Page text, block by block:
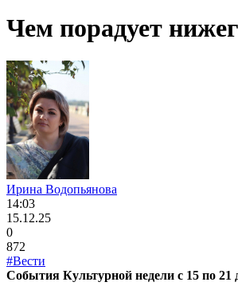
Чем порадует
Ирина Водопьянова
14:03
15.12.25
0
872
#Вести
События Культурной недели с 15 по